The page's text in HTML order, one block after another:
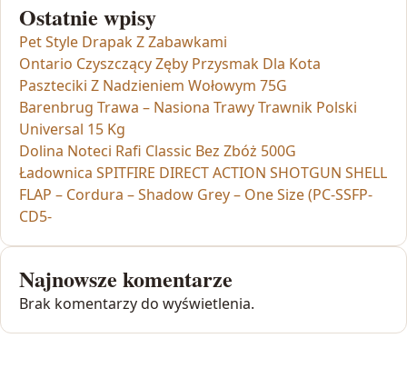
Ostatnie wpisy
Pet Style Drapak Z Zabawkami
Ontario Czyszczący Zęby Przysmak Dla Kota
Paszteciki Z Nadzieniem Wołowym 75G
Barenbrug Trawa – Nasiona Trawy Trawnik Polski
Universal 15 Kg
Dolina Noteci Rafi Classic Bez Zbóż 500G
Ładownica SPITFIRE DIRECT ACTION SHOTGUN SHELL
FLAP – Cordura – Shadow Grey – One Size (PC-SSFP-
CD5-
Najnowsze komentarze
Brak komentarzy do wyświetlenia.